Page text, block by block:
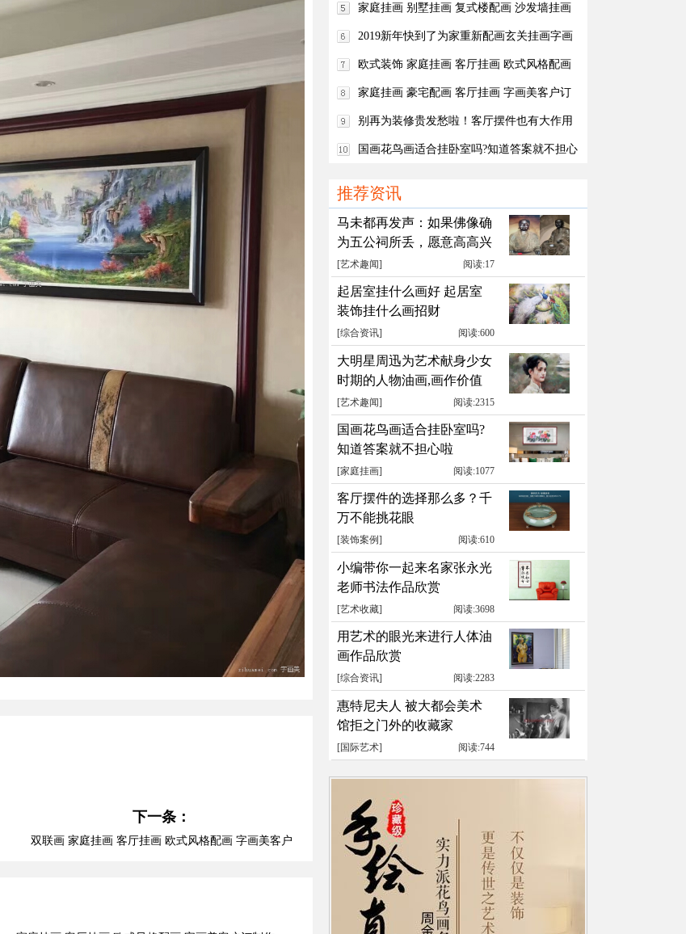
下一条：
双联画 家庭挂画 客厅挂画 欧式风格配画 字画美客户
家庭挂画 别墅挂画 复式楼配画 沙发墙挂画
客厅挂画 字画美客户订制作品安装实际图
2019新年快到了为家重新配画玄关挂画字画
美客户订制作品安装实际图
欧式装饰 家庭挂画 客厅挂画 欧式风格配画
字画美客户订制作品安装实际图
家庭挂画 豪宅配画 客厅挂画 字画美客户订
制作品安装实际图
别再为装修贵发愁啦！客厅摆件也有大作用
国画花鸟画适合挂卧室吗?知道答案就不担心
推荐资讯
马未都再发声：如果佛像确
为五公祠所丢，愿意高高兴
兴送回
[艺术趣闻] 阅读:17
起居室挂什么画好 起居室
装饰挂什么画招财
[综合资讯] 阅读:600
大明星周迅为艺术献身少女
时期的人物油画,画作价值
累计千万元
[艺术趣闻] 阅读:2315
国画花鸟画适合挂卧室吗?
知道答案就不担心啦
[家庭挂画] 阅读:1077
客厅摆件的选择那么多？千
万不能挑花眼
[装饰案例] 阅读:610
小编带你一起来名家张永光
老师书法作品欣赏
[艺术收藏] 阅读:3698
用艺术的眼光来进行人体油
画作品欣赏
[综合资讯] 阅读:2283
惠特尼夫人 被大都会美术
馆拒之门外的收藏家
[国际艺术] 阅读:744